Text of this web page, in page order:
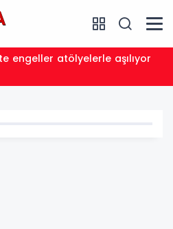
hikayesi başlıyor